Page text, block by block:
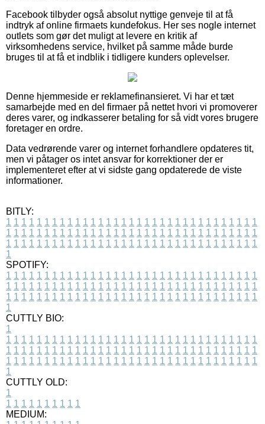
Facebook tilbyder også absolut nyttige genveje til at få
indtryk af online firmaets kundefokus. Her ses nogle internet
outlets som gør det muligt at levere en kritik af
virksomhedens service, hvilket på samme måde burde
bruges til at få et indblik i tidligere kunders oplevelser.
Denne hjemmeside er reklamefinansieret. Vi har et tæt
samarbejde med en del firmaer på nettet hvori vi promoverer
deres varer, og indkasserer betaling for så vidt vores brugere
foretager en ordre.
Data vedrørende varer og internet forhandlere opdateres tit,
men vi påtager os intet ansvar for korrektioner der er
implementeret efter at vi sidste gang opdaterede de viste
informationer.
BITLY:
1 1 1 1 1 1 1 1 1 1 1 1 1 1 1 1 1 1 1 1 1 1 1 1 1 1 1 1 1 1 1 1 1
1 1 1 1 1 1 1 1 1 1 1 1 1 1 1 1 1 1 1 1 1 1 1 1 1 1 1 1 1 1 1 1 1
1 1 1 1 1 1 1 1 1 1 1 1 1 1 1 1 1 1 1 1 1 1 1 1 1 1 1 1 1 1 1 1 1
1
SPOTIFY:
1 1 1 1 1 1 1 1 1 1 1 1 1 1 1 1 1 1 1 1 1 1 1 1 1 1 1 1 1 1 1 1 1
1 1 1 1 1 1 1 1 1 1 1 1 1 1 1 1 1 1 1 1 1 1 1 1 1 1 1 1 1 1 1 1 1
1 1 1 1 1 1 1 1 1 1 1 1 1 1 1 1 1 1 1 1 1 1 1 1 1 1 1 1 1 1 1 1 1
1
CUTTLY BIO:
1
1 1 1 1 1 1 1 1 1 1 1 1 1 1 1 1 1 1 1 1 1 1 1 1 1 1 1 1 1 1 1 1 1
1 1 1 1 1 1 1 1 1 1 1 1 1 1 1 1 1 1 1 1 1 1 1 1 1 1 1 1 1 1 1 1 1
1 1 1 1 1 1 1 1 1 1 1 1 1 1 1 1 1 1 1 1 1 1 1 1 1 1 1 1 1 1 1 1 1
1
CUTTLY OLD:
1
1 1 1 1 1 1 1 1 1 1
MEDIUM: